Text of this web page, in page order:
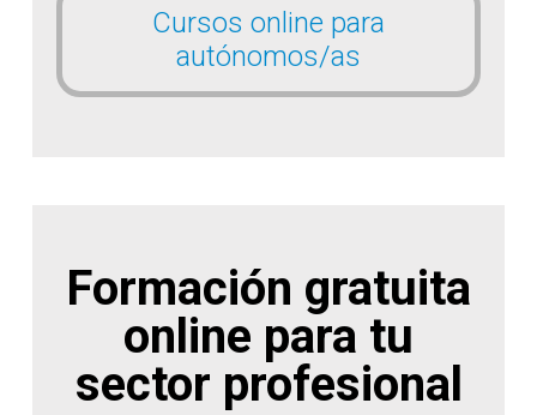
Cursos online para
autónomos/as
Formación gratuita
online para tu
sector profesional